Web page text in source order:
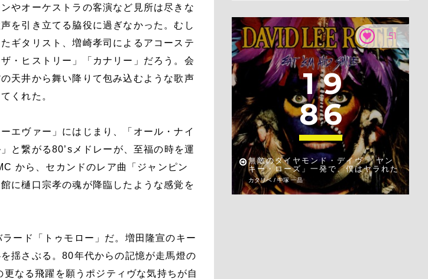
やオーケストラの客演など見所は尽きな
を引き立てる脇役に過ぎなかった。むし
ギタリスト、増崎孝司によるアコーステ
・ヒストリー」「カナリー」だろう。会
天井から舞い降りて包み込むような歌声
くれた。
エヴァー」にはじまり、「オール・ナイ
と繋がる80’sメドレーが、至福の時を運
から、セカンドのレア曲「ジャンピン
に樋口宗孝の魂が降臨したような感覚を
ード「トゥモロー」だ。増田隆宣のキー
揺さぶる。80年代からの記憶が走馬燈の
なる飛躍を願うポジティヴな気持ちが自
51
1 9
86
無敵のダイヤモンド・デイヴ 「ヤン
キー・ローズ」一発で、僕はヤラれた
カタリベ / 中塚 一晶